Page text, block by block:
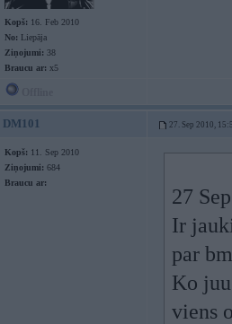
Kopš: 16. Feb 2010
No: Liepāja
Ziņojumi: 38
Braucu ar: x5
DM101 27. Sep 2010,
Kopš: 11. Sep 2010
Ziņojumi: 684
Braucu ar:
27
Ir
par
Ko
viens